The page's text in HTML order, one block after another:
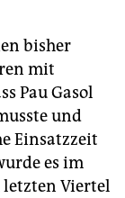
bisher
mit
Pau Gasol
und
Einsatzzeit
es im
letzten Viertel